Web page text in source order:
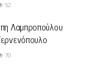
52
Λαμπροπούλου
70